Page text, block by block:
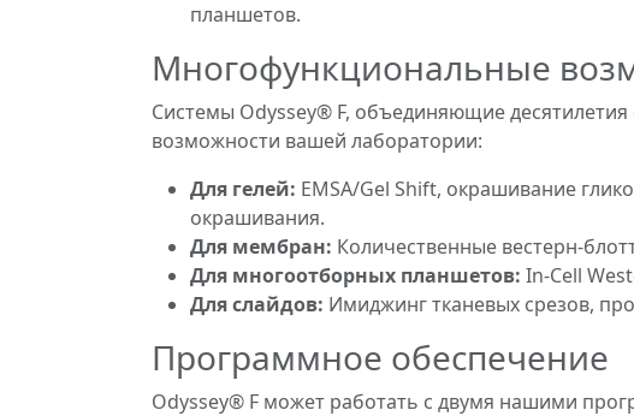
планшетов.
Многофункциональные
Системы Odyssey® F, объединяющие
возможности вашей лаборатории:
Для гелей: EMSA/Gel Shift, окрашивание
окрашивания.
Для мембран: Количественные вестерн-
Для многоотборных планшетов: In-Cell
Для слайдов: Имиджинг тканевых срезов,
Программное обеспечение
Odyssey® F может работать с двумя нашими